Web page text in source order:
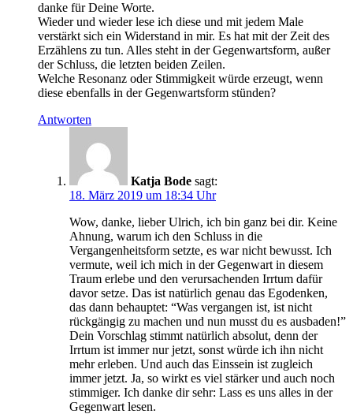
danke für Deine Worte.
Wieder und wieder lese ich diese und mit jedem Male
verstärkt sich ein Widerstand in mir. Es hat mit der Zeit des
Erzählens zu tun. Alles steht in der Gegenwartsform, außer
der Schluss, die letzten beiden Zeilen.
Welche Resonanz oder Stimmigkeit würde erzeugt, wenn
diese ebenfalls in der Gegenwartsform stünden?
Antworten
Katja Bode sagt:
18. März 2019 um 18:34 Uhr
Wow, danke, lieber Ulrich, ich bin ganz bei dir. Keine
Ahnung, warum ich den Schluss in die
Vergangenheitsform setzte, es war nicht bewusst. Ich
vermute, weil ich mich in der Gegenwart in diesem
Traum erlebe und den verursachenden Irrtum dafür
davor setze. Das ist natürlich genau das Egodenken,
das dann behauptet: “Was vergangen ist, ist nicht
rückgängig zu machen und nun musst du es ausbaden!”
Dein Vorschlag stimmt natürlich absolut, denn der
Irrtum ist immer nur jetzt, sonst würde ich ihn nicht
mehr erleben. Und auch das Einssein ist zugleich
immer jetzt. Ja, so wirkt es viel stärker und auch noch
stimmiger. Ich danke dir sehr: Lass es uns alles in der
Gegenwart lesen.